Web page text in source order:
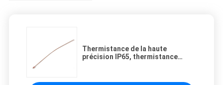
Thermistance de la haute
précision IP65, thermistance